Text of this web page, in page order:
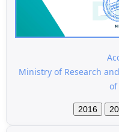
Ministry of Research
of
2016